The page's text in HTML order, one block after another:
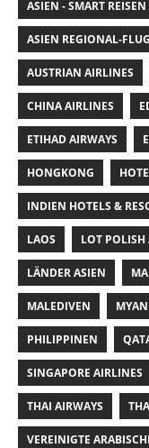
ASIEN - SMART REISEN
ASIEN REGIONAL-
AUSTRIAN AIRLINES
CHINA AIRLINES
ETIHAD AIRWAYS
HONGKONG
INDIEN HOTELS &
LAOS LOT POLISH
LÄNDER ASIEN
MALEDIVEN
PHILIPPINEN
SINGAPORE AIRLINES
THAI AIRWAYS
VEREINIGTE